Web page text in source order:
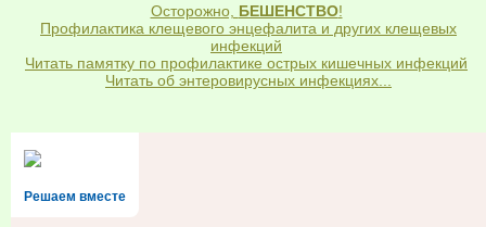
Осторожно, БЕШЕНСТВО!
Профилактика клещевого энцефалита и других клещевых
инфекций
Читать памятку по профилактике острых кишечных инфекций
Читать об энтеровирусных инфекциях...
Решаем вместе